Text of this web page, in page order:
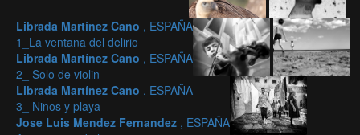
Librada Martínez Cano , ESPAÑA
1_La ventana del delirio
Librada Martínez Cano , ESPAÑA
2_ Solo de violin
Librada Martínez Cano , ESPAÑA
3_ Ninos y playa
Jose Luis Mendez Fernandez , ESPAÑA